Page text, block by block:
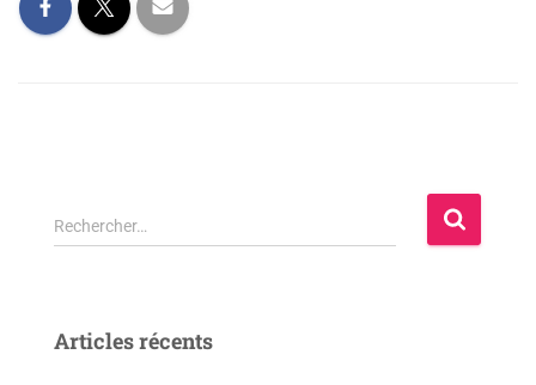
Rechercher…
Articles récents